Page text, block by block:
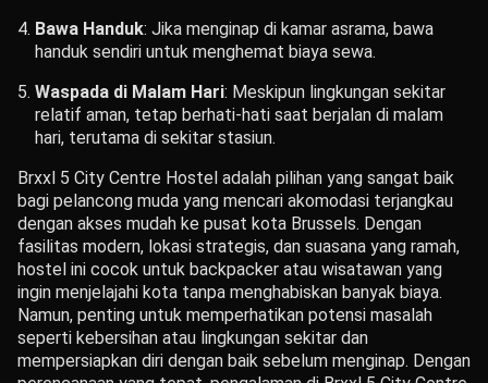
Bawa Handuk: Jika menginap di kamar asrama, bawa
handuk sendiri untuk menghemat biaya sewa.
Waspada di Malam Hari: Meskipun lingkungan sekitar
relatif aman, tetap berhati-hati saat berjalan di malam
hari, terutama di sekitar stasiun.
Brxxl 5 City Centre Hostel adalah pilihan yang sangat baik
bagi pelancong muda yang mencari akomodasi terjangkau
dengan akses mudah ke pusat kota Brussels. Dengan
fasilitas modern, lokasi strategis, dan suasana yang ramah,
hostel ini cocok untuk backpacker atau wisatawan yang
ingin menjelajahi kota tanpa menghabiskan banyak biaya.
Namun, penting untuk memperhatikan potensi masalah
seperti kebersihan atau lingkungan sekitar dan
mempersiapkan diri dengan baik sebelum menginap. Dengan